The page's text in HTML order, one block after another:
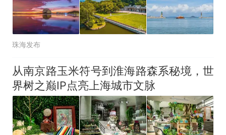
珠海发布
从南京路玉米符号到淮海路森系秘境，世
界树之巅IP点亮上海城市文脉